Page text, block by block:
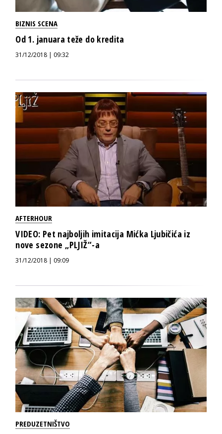
BIZNIS SCENA
Od 1. januara teže do kredita
31/12/2018 | 09:32
AFTERHOUR
VIDEO: Pet najboljih imitacija Mićka Ljubičića iz
nove sezone „PLJIŽ“-a
31/12/2018 | 09:09
PREDUZETNIŠTVO